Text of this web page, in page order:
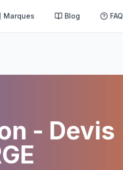
Marques Blog FAQ
- Devis